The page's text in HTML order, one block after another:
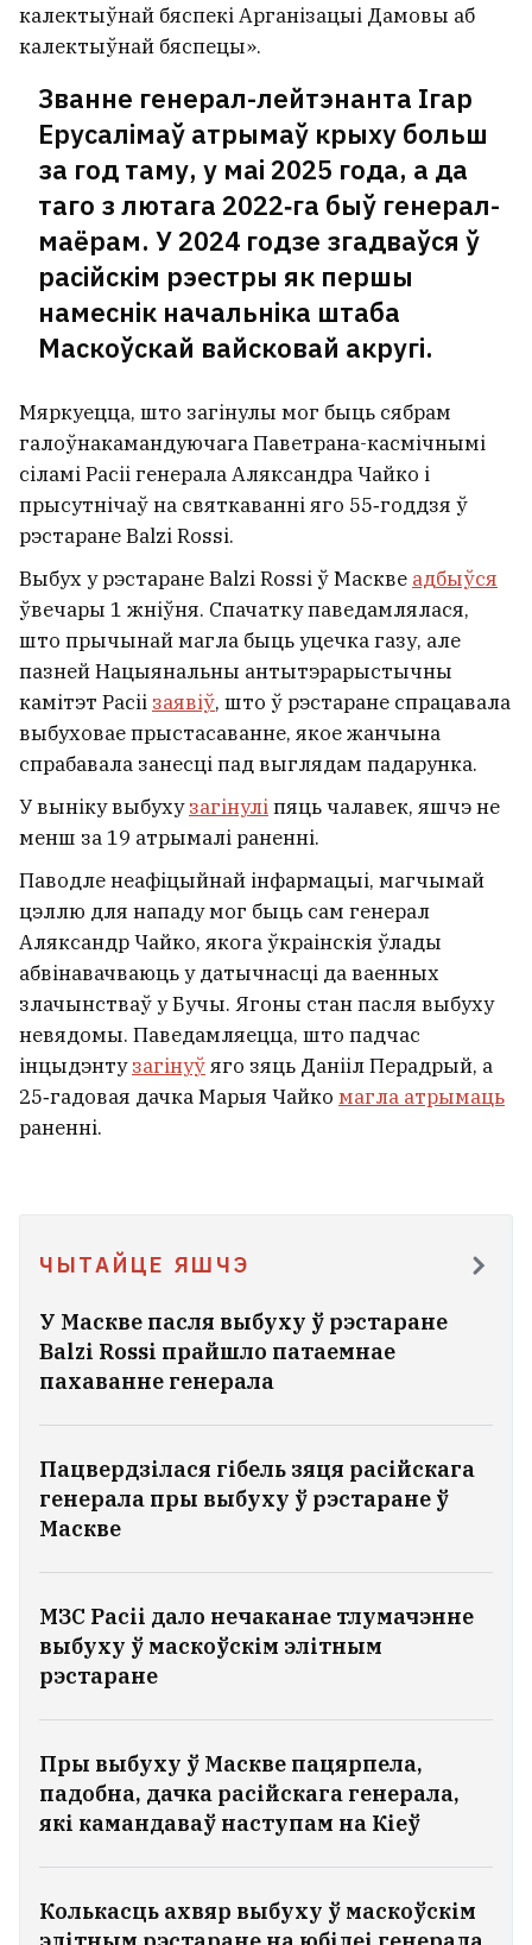
калектыўнай бяспекі Арганізацыі Дамовы аб
калектыўнай бяспецы».
Званне генерал-лейтэнанта Ігар
Ерусалімаў атрымаў крыху больш
за год таму, у маі 2025 года, а да
таго з лютага 2022‑га быў генерал-
маёрам. У 2024 годзе згадваўся ў
расійскім рэестры як першы
намеснік начальніка штаба
Маскоўскай вайсковай акругі.
Мяркуецца, што загінулы мог быць сябрам
галоўнакамандуючага Паветрана-касмічнымі
сіламі Расіі генерала Аляксандра Чайко і
прысутнічаў на святкаванні яго 55‑годдзя ў
рэстаране Balzi Rossi.
Выбух у рэстаране Balzi Rossi ў Маскве адбыўся
ўвечары 1 жніўня. Спачатку паведамлялася,
што прычынай магла быць уцечка газу, але
пазней Нацыянальны антытэрарыстычны
камітэт Расіі заявіў, што ў рэстаране спрацавала
выбуховае прыстасаванне, якое жанчына
спрабавала занесці пад выглядам падарунка.
У выніку выбухузагінуліпяць чалавек, яшчэ не
менш за 19 атрымалі раненні.
Паводле неафіцыйнай інфармацыі, магчымай
цэллю для нападу мог быць сам генерал
Аляксандр Чайко, якога ўкраінскія ўлады
абвінавачваюць у датычнасці да ваенных
злачынстваў у Бучы. Ягоны стан пасля выбуху
невядомы. Паведамляецца, што падчас
інцыдэнтузагінуўяго зяць Данііл Перадрый, а
25‑гадовая дачка Марыя Чайко магла атрымаць
раненні.
ЧЫТАЙЦЕ ЯШЧЭ
У Маскве пасля выбуху ў рэстаране
Balzi Rossi прайшло патаемнае
пахаванне генерала
Пацвердзілася гібель зяця расійскага
генерала пры выбуху ў рэстаране ў
Маскве
МЗС Расіі дало нечаканае тлумачэнне
выбуху ў маскоўскім элітным
рэстаране
Пры выбуху ў Маскве пацярпела,
падобна, дачка расійскага генерала,
які камандаваў наступам на Кіеў
Колькасць ахвяр выбуху ў маскоўскім